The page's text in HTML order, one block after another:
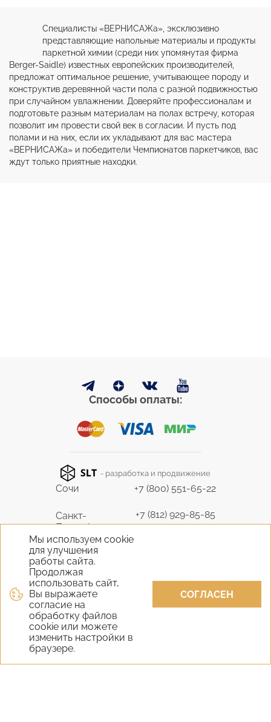
Мы используем cookie
для улучшения
работы сайта.
Продолжая
использовать сайт,
Вы выражаете
согласие на
обработку файлов
cookie или можете
изменить настройки в
браузере.
СОГЛАСЕН
Специалисты «ВЕРНИСАЖа», эксклюзивно
представляющие напольные материалы и продукты
паркетной химии (среди них упомянутая фирма
Berger-Saidle) известных европейских производителей,
предложат оптимальное решение, учитывающее породу и
конструктив деревянной части пола с разной подвижностью
при случайном увлажнении. Доверяйте профессионалам и
подготовьте разным материалам на полах встречу, которая
позволит им провести свой век в согласии. И пусть под
полами и на них, если их укладывают для вас мастера
«ВЕРНИСАЖа» и победители Чемпионатов паркетчиков, вас
ждут только приятные находки.
Способы оплаты:
- разработка и продвижение
Сочи +7 (800) 551-65-22
Санкт-
Петербург
+7 (812) 929-85-85
9298585@bk.ru
Москва
Крым
+7 (978) 824-31-10
vernisage-c@mail.ru
Екатеринбург